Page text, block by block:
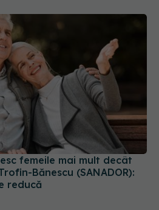
Bănescu (SANADOR):
reducă